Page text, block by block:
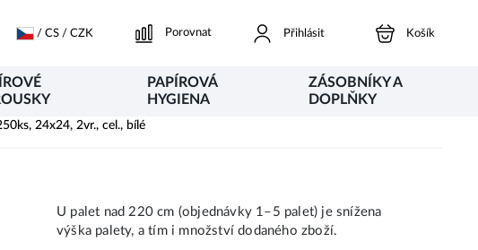
/ CS / CZK Porovnat Přihlásit Košík
PAPÍROVÁ
HYGIENA
ZÁSOBNÍKY A
DOPLŇKY
24x24, 2vr., cel., bílé
U palet nad 220 cm (objednávky 1–5 palet) je snížena
výška palety, a tím i množství dodaného zboží.